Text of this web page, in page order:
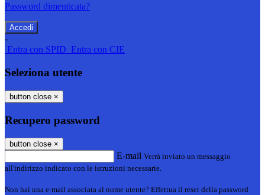
Password dimenticata?
-
Entra con SPID Entra con CIE
Seleziona utente
button close ×
Recupero password
button close ×
E-mail Verrà inviato un messaggio
all'indirizzo indicato con le istruzioni necessarie.
Non hai una e-mail associata al nome utente? Effettua il reset della password